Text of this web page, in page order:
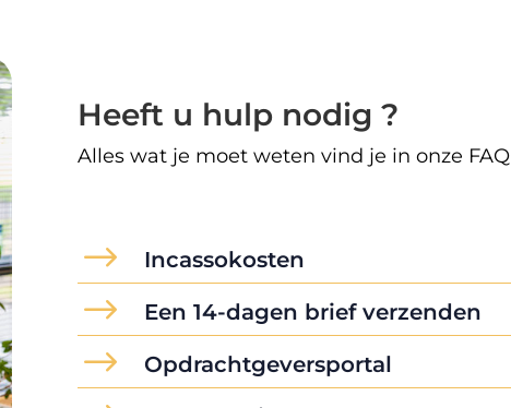
Heeft u hulp nodig ?
Alles wat je moet weten vind je in onze FAQ
$ Incassokosten
$ Een 14-dagen brief verzenden
$ Opdrachtgeversportal